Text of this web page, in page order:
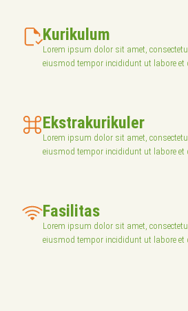
Kurikulum
Lorem ipsum dolor sit amet,
eiusmod tempor incididunt ut labore et
Ekstrakurikuler
Lorem ipsum dolor sit amet,
eiusmod tempor incididunt ut labore et
Fasilitas
Lorem ipsum dolor sit amet,
eiusmod tempor incididunt ut labore et